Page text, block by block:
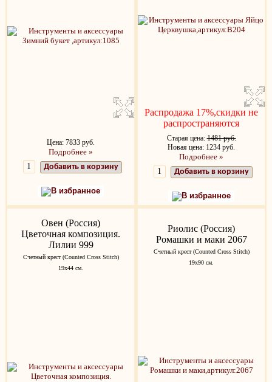
Цена: 7833 руб.
Подробнее »
Добавить в корзину
В избранное
Распродажа 17%,скидки не
распространяются
Старая цена:1481 руб.
Новая цена: 1234 руб.
Подробнее »
Добавить в корзину
В избранное
Овен (Россия)
Цветочная композиция.
Лилии 999
Счетный крест (Counted Cross Stitch)
19х44 см.
Риолис (Россия)
Ромашки и маки 2067
Счетный крест (Counted Cross Stitch)
19х90 см.